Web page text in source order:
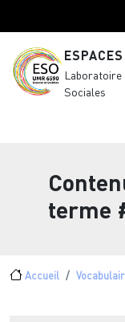
Laboratoire
Sociales
terme
Fil d'Ariane
Accueil